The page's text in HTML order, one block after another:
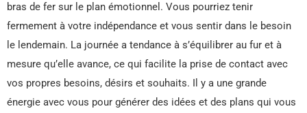
bras de fer sur le plan émotionnel. Vous pourriez tenir
fermement à votre indépendance et vous sentir dans le besoin
le lendemain. La journée a tendance à s’équilibrer au fur et à
mesure qu’elle avance, ce qui facilite la prise de contact avec
vos propres besoins, désirs et souhaits. Il y a une grande
énergie avec vous pour générer des idées et des plans qui vous